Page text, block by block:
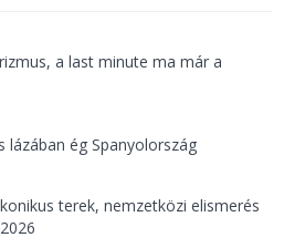
a last minute ma már a
lázában ég Spanyolország
terek, nemzetközi elismerés